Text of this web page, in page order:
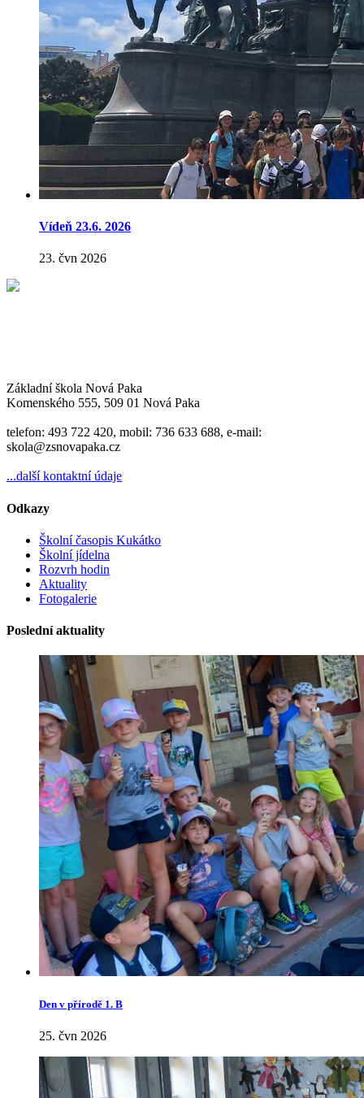
Vídeň 23.6. 2026
23. čvn 2026
Základní škola Nová Paka
Komenského 555, 509 01 Nová Paka
telefon: 493 722 420, mobil: 736 633 688, e-mail:
skola@zsnovapaka.cz
...další kontaktní údaje
Odkazy
Školní časopis Kukátko
Školní jídelna
Rozvrh hodin
Aktuality
Fotogalerie
Poslední aktuality
Den v přírodě 1. B
25. čvn 2026